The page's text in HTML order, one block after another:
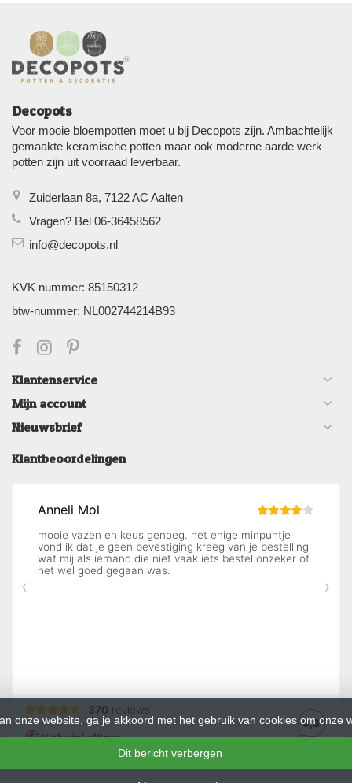
Decopots
Voor mooie bloempotten moet u bij Decopots zijn. Ambachtelijk
gemaakte keramische potten maar ook moderne aarde werk
potten zijn uit voorraad leverbaar.
Zuiderlaan 8a, 7122 AC Aalten
Vragen? Bel 06-36458562
info@decopots.nl
KVK nummer: 85150312
btw-nummer: NL002744214B93
Klantenservice
Mijn account
Nieuwsbrief
Klantbeoordelingen
onze website, ga je akkoord met het gebruik van cookies om onze
Dit bericht verbergen